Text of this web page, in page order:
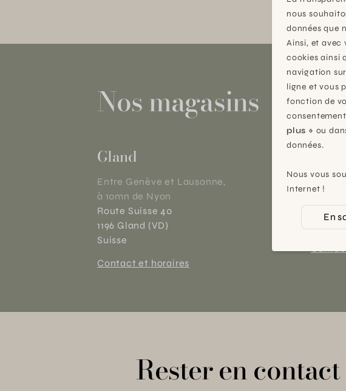
Nos magasins
Gland
Entre Genève et Lausanne,
à 10mn de Nyon
Route Suisse 40
1196 Gland (VD)
Suisse
Contact et horaires
À
1228
Rester en contact
nous
données que
Ainsi, et avec
cookies ainsi
navigation
ligne et vous
fonction de
plus » ou
données.
Nous vous
Internet !
En